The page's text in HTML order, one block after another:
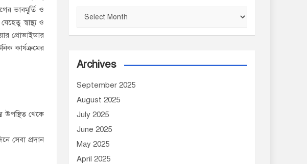
ভাবমূর্তি ও
স্বাস্থ্য ও
প্রোভাইডার
কার্যক্রমের
উপস্থিত থেকে
সেবা প্রদান
r
c
i
e
s
Archives
September 2025
August 2025
July 2025
June 2025
May 2025
April 2025